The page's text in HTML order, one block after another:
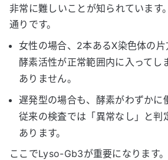
非常に難しいことが知られています
通りです。
女性の場合、2本あるX染色体の片
酵素活性が正常範囲内に入ってし
ありません。
遅発型の場合も、酵素がわずかに
従来の検査では「異常なし」と判
あります。
ここでLyso-Gb3が重要になります